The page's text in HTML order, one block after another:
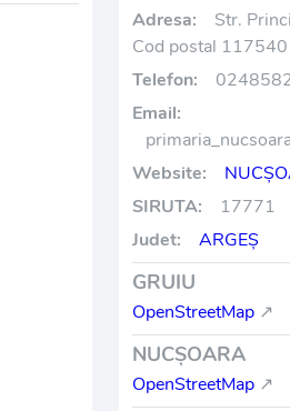
Adresa:
Str.
Cod postal 117540
Telefon:
Email:
Website:
SIRUTA:
17771
Judet:
ARGEŞ
GRUIU
OpenStreetMap ↗
NUCŞOARA
OpenStreetMap ↗